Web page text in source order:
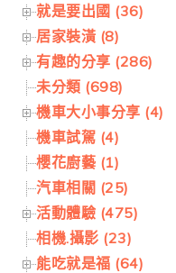
就是要出國 (36)
居家裝潢 (8)
有趣的分享 (286)
未分類 (698)
機車大小事分享 (4)
機車試駕 (4)
櫻花廚藝 (1)
汽車相關 (25)
活動體驗 (475)
相機.攝影 (23)
能吃就是福 (64)